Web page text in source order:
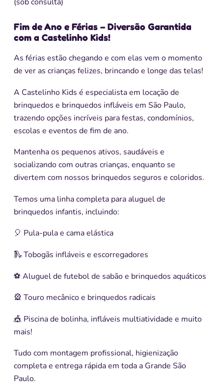
Fim de Ano e Férias – Diversão Garantida
com a Castelinho Kids!
As férias estão chegando e com elas vem o momento
de ver as crianças felizes, brincando e longe das telas!
A Castelinho Kids é especialista em locação de
brinquedos e brinquedos infláveis em São Paulo,
trazendo opções incríveis para festas, condomínios,
escolas e eventos de fim de ano.
Mantenha os pequenos ativos, saudáveis e
socializando com outras crianças, enquanto se
divertem com nossos brinquedos seguros e coloridos.
Temos uma linha completa para aluguel de
brinquedos infantis, incluindo:
🎈 Pula-pula e cama elástica
🛝 Tobogãs infláveis e escorregadores
⚽ Aluguel de futebol de sabão e brinquedos aquáticos
🎡 Touro mecânico e brinquedos radicais
🎪 Piscina de bolinha, infláveis multiatividade e muito
mais!
Tudo com montagem profissional, higienização
completa e entrega rápida em toda a Grande São
Paulo.